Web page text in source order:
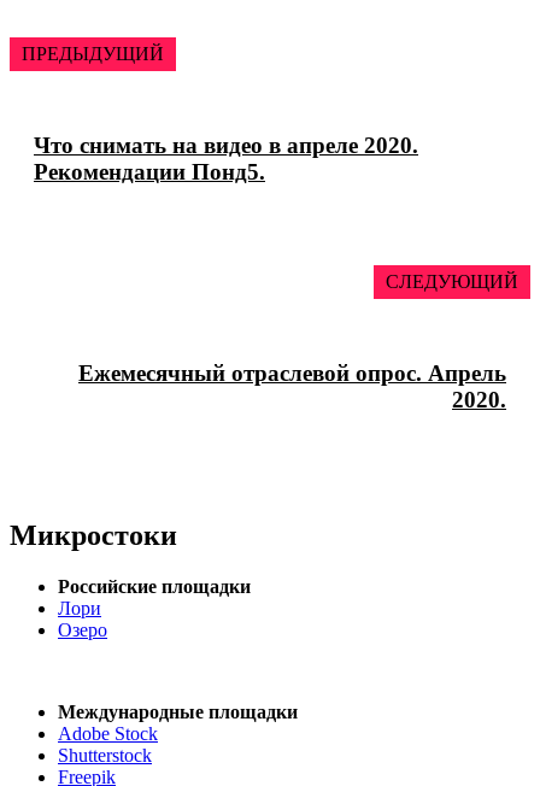
ПРЕДЫДУЩИЙ
Что снимать на видео в апреле 2020.
Рекомендации Понд5.
СЛЕДУЮЩИЙ
Ежемесячный отраслевой опрос. Апрель
2020.
Микростоки
Российские площадки
Лори
Озеро
Международные площадки
Adobe Stock
Shutterstock
Freepik